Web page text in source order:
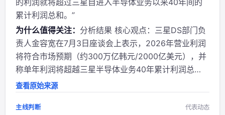
的利润就将超过三星自进入半导体业务以来40年间的
累计利润总和。”
为什么值得关注： 分析结果 核心观点：三星DS部门负
责人金容宽在7月3日座谈会上表示，2026年营业利润
将符合市场预期（约300万亿韩元/2000亿美元），并
称单年利润将超越三星半导体业务40年累计利润总
和。此言论凸显AI需求对业绩的爆炸性拉动。 作者背
景与立场：@jukan05 专注韩国科技领域，常发三星动
态。立场偏向正面传递三星内部...
查看原始来源
主线判断 代表动态